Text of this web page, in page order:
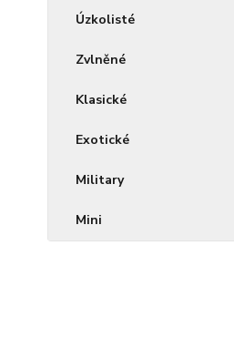
Úzkolisté
Zvlněné
Klasické
Exotické
Military
Mini